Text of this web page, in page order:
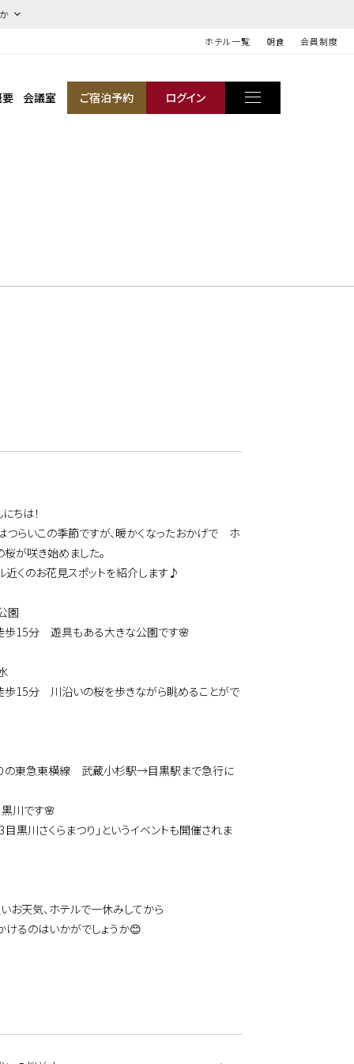
ホテル一覧 朝食 会員制度
要 会議室 ご宿泊予約 ログイン
ちは！
つらいこの季節ですが、暖かくなったおかげで ホ
が咲き始めました。
近くのお花見スポットを紹介します♪
園
歩15分 遊具もある大きな公園です🌸
歩15分 川沿いの桜を歩きながら眺めることがで
の東急東横線 武蔵小杉駅→目黒駅まで急行に
川です🌸
黒川さくらまつり」というイベントも開催されま
お天気、ホテルで一休みしてから
けるのはいかがでしょうか😊